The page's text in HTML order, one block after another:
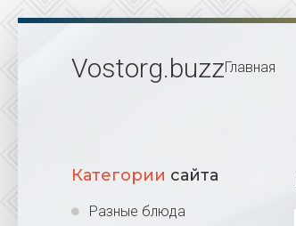
Vostorg.buzzГлавная
Категории сайта
Разные блюда